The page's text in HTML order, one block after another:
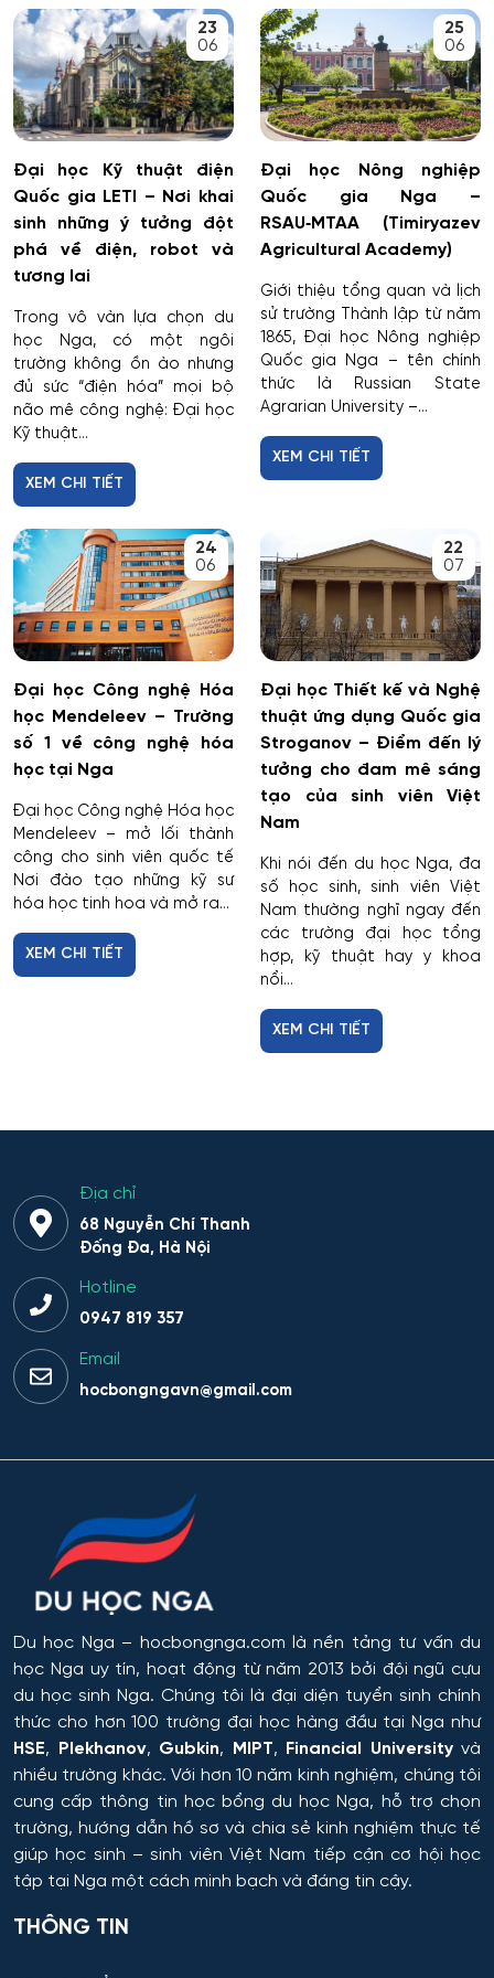
Cơ nhiệt máy bay và vũ trụ
Cơ sở hạ tầng nhà ở và xã hội
Cơ điện tử và Robotics
Cấp nước và xử lý nước thải đô thị - công nghiệp
Di truyền học
Du lịch
Du lịch nghỉ dưỡng và hoạt động giải trí
Dân tộc học
Dược
Dược công nghiệp
Dịch vụ
Giám sát thông minh
Giám định tư pháp
Giáo dục chuyên nghiệp
Giáo dục sư phạm
Giáo dục và sư phạm
Hoạt động thực thi pháp luật
Hoạt động văn hóa - xã hội
Hàng không dẫn đường và kiểm soát không lưu
Hành chính công
Hóa học
Hóa học cơ bản và ứng dụng
Hóa học, Vật lý và Cơ học Vật liệu
Hóa nông và khoa học đất nông nghiệp
Hóa sinh y học
Hải quan
Hệ thống an ninh thông tin – phân tích
Hệ thống chấp hành hàng không - vũ trụ
23
06
Đại học Kỹ thuật điện
Quốc gia LETI – Nơi khai
sinh những ý tưởng đột
phá về điện, robot và
tương lai
Trong vô vàn lựa chọn du
học Nga, có một ngôi
trường không ồn ào nhưng
đủ sức “điện hóa” mọi bộ
não mê công nghệ: Đại học
Kỹ thuật...
XEM CHI TIẾT
25
06
Đại học Nông nghiệp
Quốc gia Nga –
RSAU‑MTAA (Timiryazev
Agricultural Academy)
Giới thiệu tổng quan và lịch
sử trường Thành lập từ năm
1865, Đại học Nông nghiệp
Quốc gia Nga – tên chính
thức là Russian State
Agrarian University –...
XEM CHI TIẾT
24
06
Đại học Công nghệ Hóa
học Mendeleev – Trường
số 1 về công nghệ hóa
học tại Nga
Đại học Công nghệ Hóa học
Mendeleev – mở lối thành
công cho sinh viên quốc tế
Nơi đào tạo những kỹ sư
hóa học tinh hoa và mở ra...
XEM CHI TIẾT
22
07
Đại học Thiết kế và Nghệ
thuật ứng dụng Quốc gia
Stroganov – Điểm đến lý
tưởng cho đam mê sáng
tạo của sinh viên Việt
Nam
Khi nói đến du học Nga, đa
số học sinh, sinh viên Việt
Nam thường nghĩ ngay đến
các trường đại học tổng
hợp, kỹ thuật hay y khoa
nổi...
XEM CHI TIẾT
Địa chỉ
68 Nguyễn Chí Thanh
Đống Đa, Hà Nội
Hotline
0947 819 357
Email
hocbongngavn@gmail.com
Du học Nga – hocbongnga.com là nền tảng tư vấn du
học Nga uy tín, hoạt động từ năm 2013 bởi đội ngũ cựu
du học sinh Nga. Chúng tôi là đại diện tuyển sinh chính
thức cho hơn 100 trường đại học hàng đầu tại Nga như
HSE, Plekhanov, Gubkin, MIPT, Financial Universityvà
nhiều trường khác. Với hơn 10 năm kinh nghiệm, chúng tôi
cung cấp thông tin học bổng du học Nga, hỗ trợ chọn
trường, hướng dẫn hồ sơ và chia sẻ kinh nghiệm thực tế
giúp học sinh – sinh viên Việt Nam tiếp cận cơ hội học
tập tại Nga một cách minh bạch và đáng tin cậy.
THÔNG TIN